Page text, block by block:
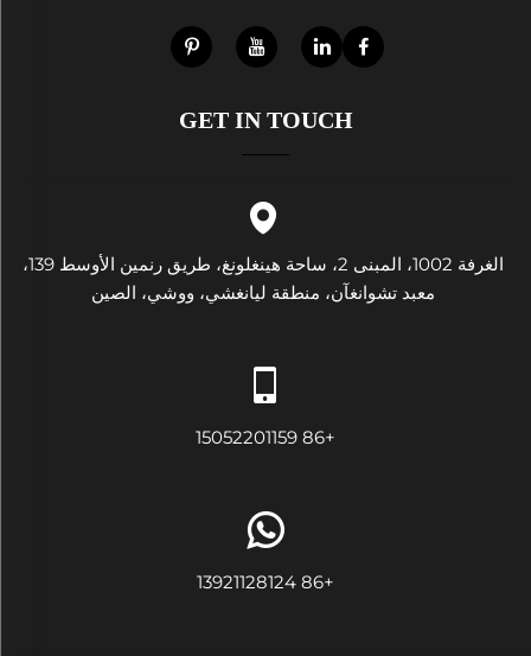
GET IN TOUCH
الغرفة 1002، المبنى 2، ساحة هينغلونغ، طريق رنمين الأوسط 139،
معبد تشوانغآن، منطقة ليانغشي، ووشي، الصين
+86 15052201159
+86 13921128124